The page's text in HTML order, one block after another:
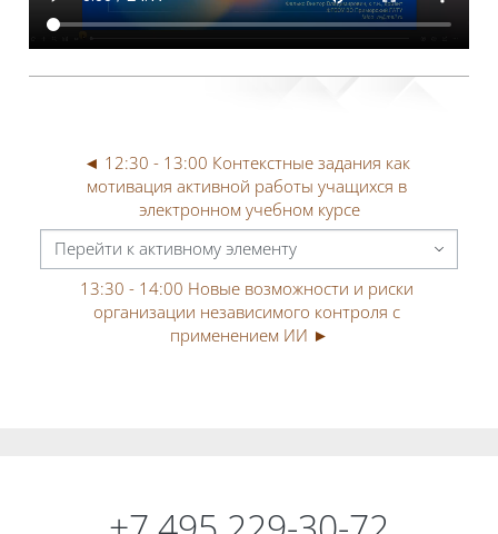
◄ 12:30 - 13:00 Контекстные задания как
мотивация активной работы учащихся в
электронном учебном курсе
Перейти к активному элементу
13:30 - 14:00 Новые возможности и риски
организации независимого контроля с
применением ИИ ►